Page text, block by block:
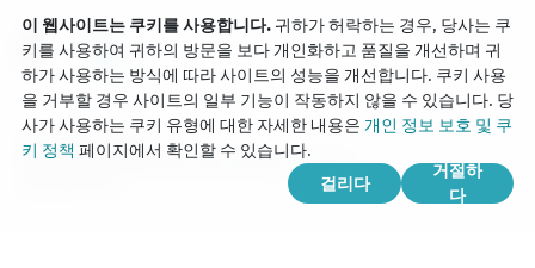
Copyright © 2026
Watch Tower Bible and Tract Society of Korea.
이 웹사이트는 쿠키를 사용합니다. 귀하가 허락하는 경우, 당사는 쿠
키를 사용하여 귀하의 방문을 보다 개인화하고 품질을 개선하며 귀
하가 사용하는 방식에 따라 사이트의 성능을 개선합니다. 쿠키 사용
을 거부할 경우 사이트의 일부 기능이 작동하지 않을 수 있습니다. 당
사가 사용하는 쿠키 유형에 대한 자세한 내용은 개인 정보 보호 및 쿠
키 정책 페이지에서 확인할 수 있습니다.
걸리다
거절하
다